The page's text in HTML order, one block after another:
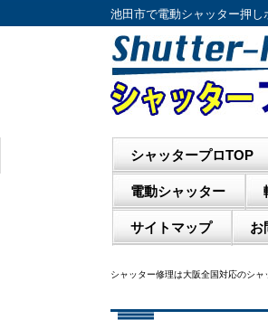
池田市で電動シャッター押
シャッタープロTOP
電動シャッター
サイトマップ お
シャッター修理は大阪全国対応のシャ